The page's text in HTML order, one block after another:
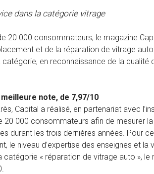
dans la catégorie vitrage
20 000 consommateurs, le magazine
et de la réparation de vitrage
catégorie, en reconnaissance de la
note, de 7,97/10
Capital a réalisé, en partenariat avec
20 000 consommateurs afin de mesurer
durant les trois dernières années. Pour
le niveau d’expertise des enseignes et la
catégorie « réparation de vitrage auto », le